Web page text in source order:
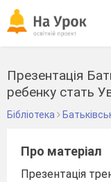
Презентація
ребенку стать
Бібліотека
Про матеріал
Презентація